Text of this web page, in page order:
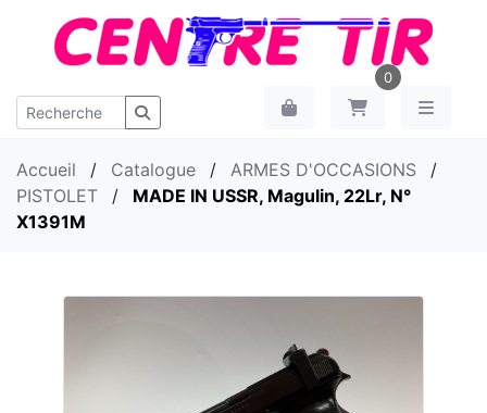
0
Accueil / Catalogue / ARMES D'OCCASIONS
/
PISTOLET
/
MADE IN USSR, Magulin, 22Lr, N°
X1391M